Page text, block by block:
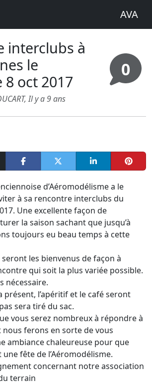
AVA
interclubs à
le
oct 2017
Il y a 9 ans
0
d’Aéromodélisme a le
à sa rencontre interclubs du
Une excellente façon de
la saison sachant que jusqu’à
toujours eu beau temps à cette
les bienvenus de façon à
qui soit la plus variée possible.
nécessaire.
présent, l’apéritif et le café seront
sera tiré du sac.
vous serez nombreux à répondre à
ferons en sorte de vous
ambiance chaleureuse pour que
fête de l’Aéromodélisme.
concernant notre association
terrain